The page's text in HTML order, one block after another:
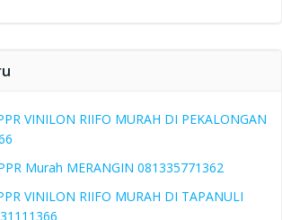
VINILON RIIFO MURAH DI PEKALONGAN
Murah MERANGIN 081335771362
VINILON RIIFO MURAH DI TAPANULI